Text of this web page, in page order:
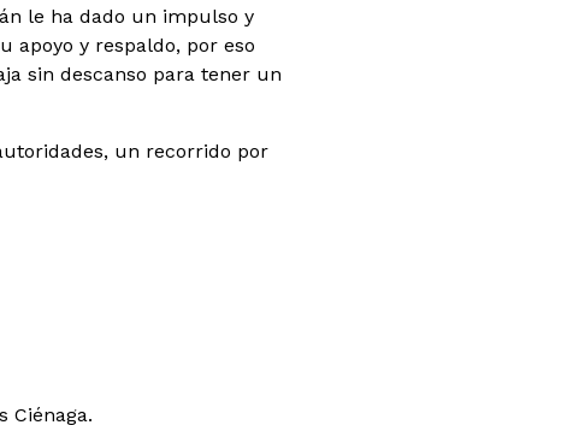
le ha dado un impulso y
apoyo y respaldo, por eso
sin descanso para tener un
un recorrido por
Ciénaga.